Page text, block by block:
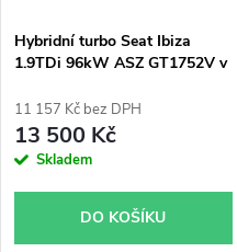
Hybridní turbo Seat Ibiza
1.9TDi 96kW ASZ GT1752V v
11 157 Kč bez DPH
13 500 Kč
Skladem
DO KOŠÍKU